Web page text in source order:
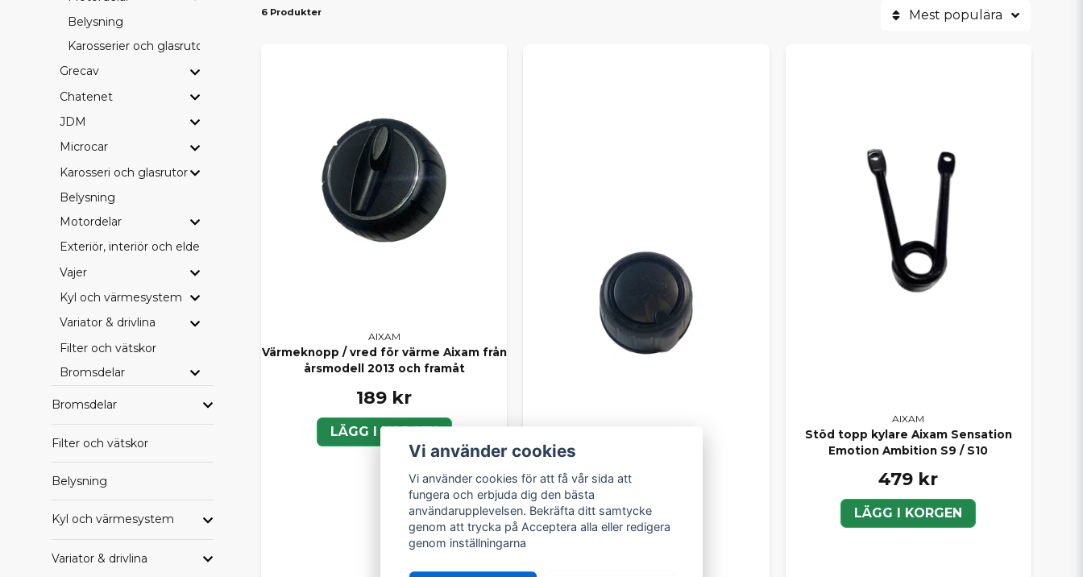
Belysning
Karosserier och glasrutor
Grecav
Chatenet
JDM
Microcar
Karosseri och glasrutor
Belysning
Motordelar
Exteriör, interiör och eldetaljer
Vajer
Kyl och värmesystem
Variator & drivlina
Filter och vätskor
Bromsdelar
Bromsdelar
Filter och vätskor
Belysning
Kyl och värmesystem
Variator & drivlina
SE HELA VÅRT SORTIMENT FÖR AIXAM
Vill du bläddra bland samtliga delar till din modell? Här hittar du
samlade på ett ställe – med snabb
leverans direkt från vårt lager.
HITTAR DU INTE RÄTT DEL?
Saknar du en specifik originaldel i webbutiken? Kontakta oss gärna så hjälper vi dig att kontrollera tillgänglighet och
beställa hem rätt del. Vi arbetar dagligen med både privatpersoner och verkstäder och hjälper dig hitta exakt det du
Med rätt originaldelar håller du din Aixam i toppskick – tryggt, säkert och problemfritt år efter år.
6 Produkter Mest populära
AIXAM
Värmeknopp / vred för värme Aixam från
årsmodell 2013 och framåt
189 kr
LÄGG I KORGEN
AIXAM
Stöd topp kylare Aixam Sensation
Emotion Ambition S9 / S10
479 kr
LÄGG I KORGEN
Vi använder cookies
Vi använder cookies för att få vår sida att
fungera och erbjuda dig den bästa
användarupplevelsen. Bekräfta ditt samtycke
genom att trycka på Acceptera alla eller redigera
genom inställningarna